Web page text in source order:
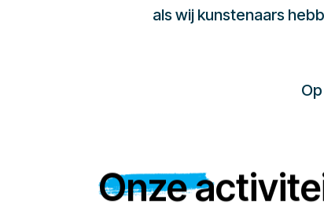
als wij kunstenaars
Onze